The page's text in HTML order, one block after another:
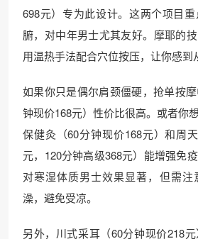
698元）专为此设计。这两个项目
腑，对中年男士尤其友好。摩耶的
用温热手法配合穴位按压，让你感到
如果你只是偶尔肩颈僵硬，抢单按
钟现价168元）性价比很高。或者你
保健灸（60分钟现价168元）和周
元，120分钟高级368元）能增强免
对寒湿体质男士效果显著，但需
澡，避免受凉。
另外，川式采耳（60分钟现价218